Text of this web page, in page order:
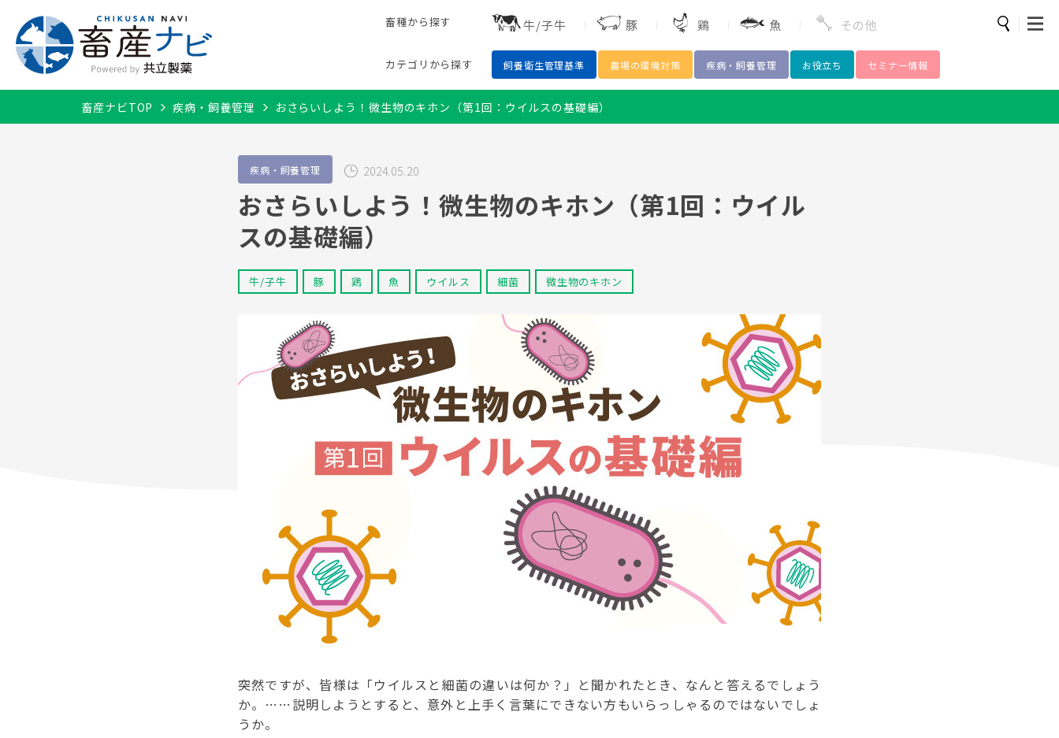
畜種から探す 牛/子牛 豚 鶏 魚 その他
カテゴリ から探す 飼養衛生管理基準 農場の環境対策 疾病・飼養管理 お役立ち セミナー情報
牛/子牛 鶏 豚
畜産ナビTOP 疾病・飼養管理 おさらいしよう！微生物のキホン（第1回：ウイルスの基礎編）
疾病・飼養管理 2024.05.20
おさらいしよう！微生物のキホン（第1回：ウイル
スの基礎編）
牛/子牛 豚 鶏 魚 ウイルス 細菌 微生物のキホン
突然ですが、皆様は「ウイルスと細菌の違いは何か？」と聞かれたとき、なんと答えるでしょう
か。……説明しようとすると、意外と上手く言葉にできない方もいらっしゃるのではないでしょ
うか。